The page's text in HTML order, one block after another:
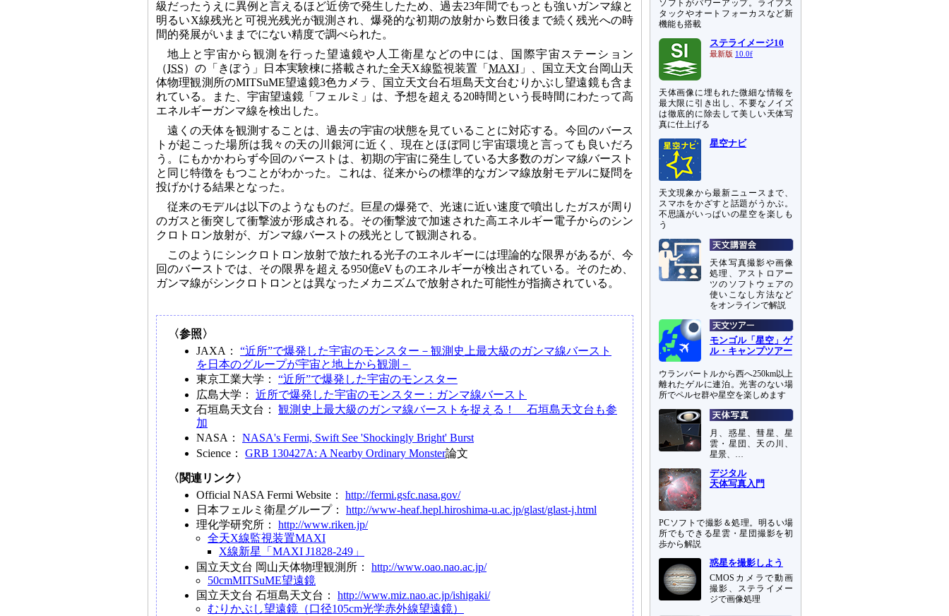
級だったうえに異例と言えるほど近傍で発生したため、過去23年間でもっとも強いガンマ線と
明るいX線残光と可視光残光が観測され、爆発的な初期の放射から数日後まで続く残光への時
間的発展がいままでにない精度で調べられた。
地上と宇宙から観測を行った望遠鏡や人工衛星などの中には、国際宇宙ステーション
（ISS）の「きぼう」日本実験棟に搭載された全天X線監視装置「MAXI 」、国立天文台岡山天
体物理観測所のMITSuME望遠鏡3色カメラ、国立天文台石垣島天文台むりかぶし望遠鏡も含ま
れている。また、宇宙望遠鏡「フェルミ」は、予想を超える20時間という長時間にわたって高
エネルギーガンマ線を検出した。
遠くの天体を観測することは、過去の宇宙の状態を見ていることに対応する。今回のバース
トが起こった場所は我々の天の川銀河に近く、現在とほぼ同じ宇宙環境と言っても良いだろ
う。にもかかわらず今回のバーストは、初期の宇宙に発生している大多数のガンマ線バースト
と同じ特徴をもつことがわかった。これは、従来からの標準的なガンマ線放射モデルに疑問を
投げかける結果となった。
従来のモデルは以下のようなものだ。巨星の爆発で、光速に近い速度で噴出したガスが周り
のガスと衝突して衝撃波が形成される。その衝撃波で加速された高エネルギー電子からのシン
クロトロン放射が、ガンマ線バーストの残光として観測される。
このようにシンクロトロン放射で放たれる光子のエネルギーには理論的な限界があるが、今
回のバーストでは、その限界を超える950億eVものエネルギーが検出されている。そのため、
ガンマ線がシンクロトロンとは異なったメカニズムで放射された可能性が指摘されている。
〈参照〉
JAXA： “近所”で爆発した宇宙のモンスター－観測史上最大級のガンマ線バースト
を日本のグループが宇宙と地上から観測－
東京工業大学： “近所”で爆発した宇宙のモンスター
広島大学： 近所で爆発した宇宙のモンスター：ガンマ線バースト
石垣島天文台： 観測史上最大級のガンマ線バーストを捉える！ 石垣島天文台も参
加
NASA： NASA's Fermi, Swift See 'Shockingly Bright' Burst
Science： GRB 130427A: A Nearby Ordinary Monster論文
〈関連リンク〉
Official NASA Fermi Website： http://fermi.gsfc.nasa.gov/
日本フェルミ衛星グループ： http://www-heaf.hepl.hiroshima-u.ac.jp/glast/glast-j.html
理化学研究所： http://www.riken.jp/
全天X線監視装置MAXI
X線新星「MAXI J1828-249」
国立天文台 岡山天体物理観測所： http://www.oao.nao.ac.jp/
50cmMITSuME望遠鏡
国立天文台 石垣島天文台： http://www.miz.nao.ac.jp/ishigaki/
むりかぶし望遠鏡（口径105cm光学赤外線望遠鏡）
ソフトがパワーアップ。ライブス
タックやオートフォーカスなど新
機能も搭載
ステライメージ10
最新版 10.0f
天体画像に埋もれた微細な情報を
最大限に引き出し、不要なノイズ
は徹底的に除去して美しい天体写
真に仕上げる
星空ナビ
天文現象から最新ニュースまで、
スマホをかざすと話題がうかぶ。
不思議がいっぱいの星空を楽しも
う
天体写真撮影や画像
処理、アストロアー
ツのソフトウェアの
使いこなし方法など
をオンラインで解説
モンゴル「星空」ゲ
ル・キャンプツアー
ウランバートルから西へ250km以上
離れたゲルに連泊。光害のない場
所でペルセ群や星空を楽しめます
月、惑星、彗星、星
雲・星団、天の川、
星景、…
デジタル
天体写真入門
PCソフトで撮影＆処理。明るい場
所でもできる星雲・星団撮影を初
歩から解説
惑星を撮影しよう
CMOSカメラで動画
撮影、ステライメー
ジで画像処理